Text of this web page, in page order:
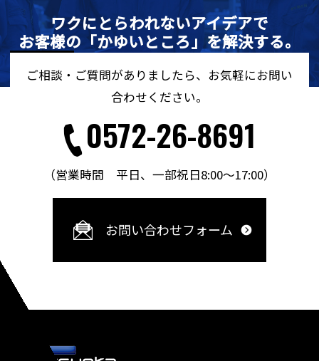
ワクにとらわれないアイデアで
お客様の「かゆいところ」を解決する。
ご相談・ご質問がありましたら、お気軽にお問い
合わせください。
0572-26-8691
（営業時間 平日、一部祝日8:00～17:00）
お問い合わせフォーム